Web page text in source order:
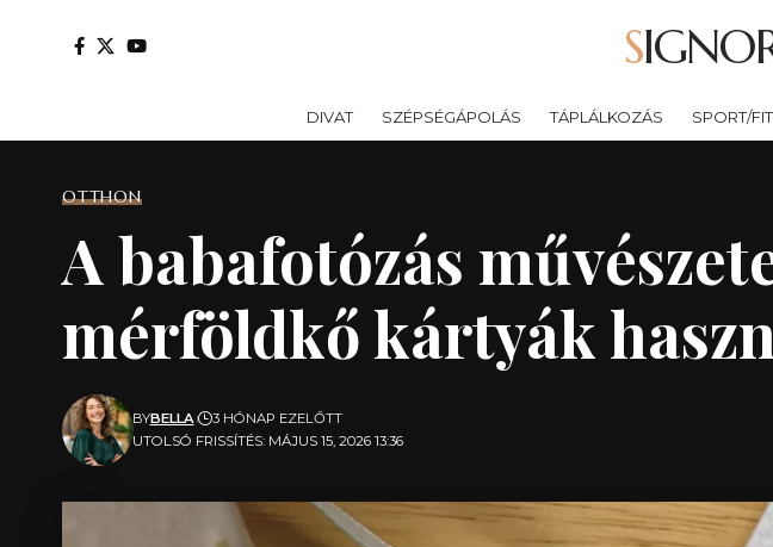
DIVAT SZÉPSÉGÁPOLÁS TÁPLÁLKOZÁS SPORT/
OTTHON
A babafotózás
mérföldkő kártyák
UTOLSÓ FRISSÍTÉS: MÁJUS 15, 2026 13:36
BYBELLA 3 HÓNAP EZELŐTT